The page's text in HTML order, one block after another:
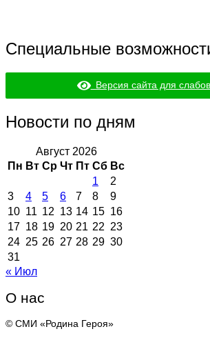
Специальные
Версия сайта для
Новости по дням
Август 2026
Пн Вт Ср Чт Пт Сб Вс
1
2
3
4 5 6 7 8
9
10 11 12 13 14 15 16
17 18 19 20 21 22 23
24 25 26 27 28 29 30
31
« Июл
О нас
© СМИ «Родина Героя»